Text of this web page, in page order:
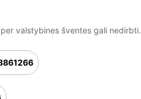
valstybines šventes gali nedirbti.